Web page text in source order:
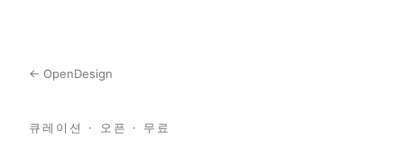
← OpenDesign
큐레이션 · 오픈 · 무료